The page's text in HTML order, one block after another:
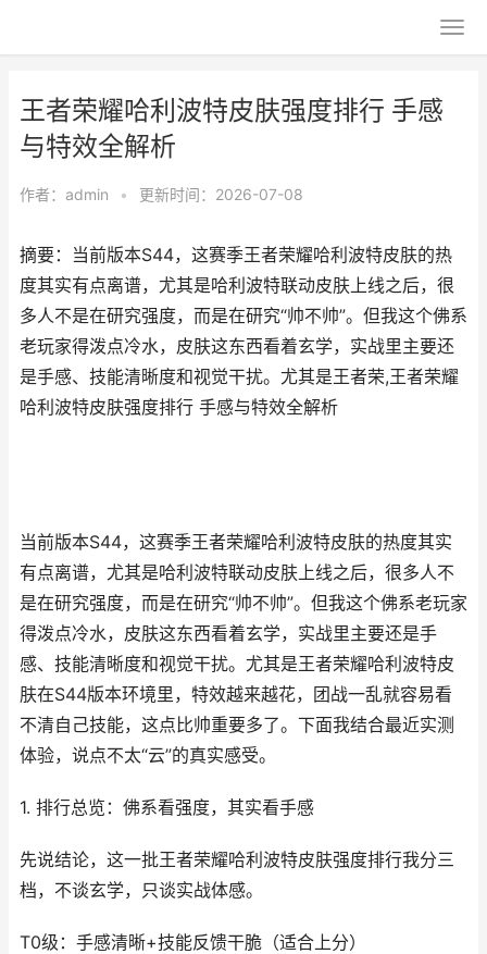
王者荣耀哈利波特皮肤强度排行 手感
与特效全解析
作者： admin • 更新时间：2026-07-08
摘要：当前版本S44，这赛季王者荣耀哈利波特皮肤的热
度其实有点离谱，尤其是哈利波特联动皮肤上线之后，很
多人不是在研究强度，而是在研究“帅不帅”。但我这个佛系
老玩家得泼点冷水，皮肤这东西看着玄学，实战里主要还
是手感、技能清晰度和视觉干扰。尤其是王者荣,王者荣耀
哈利波特皮肤强度排行 手感与特效全解析
当前版本S44，这赛季王者荣耀哈利波特皮肤的热度其实
有点离谱，尤其是哈利波特联动皮肤上线之后，很多人不
是在研究强度，而是在研究“帅不帅”。但我这个佛系老玩家
得泼点冷水，皮肤这东西看着玄学，实战里主要还是手
感、技能清晰度和视觉干扰。尤其是王者荣耀哈利波特皮
肤在S44版本环境里，特效越来越花，团战一乱就容易看
不清自己技能，这点比帅重要多了。下面我结合最近实测
体验，说点不太“云”的真实感受。
1. 排行总览：佛系看强度，其实看手感
先说结论，这一批王者荣耀哈利波特皮肤强度排行我分三
档，不谈玄学，只谈实战体感。
T0级：手感清晰+技能反馈干脆（适合上分）